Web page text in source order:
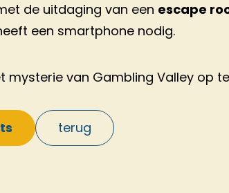
de uitdaging van een escape
een smartphone nodig.
mysterie van Gambling Valley op
terug